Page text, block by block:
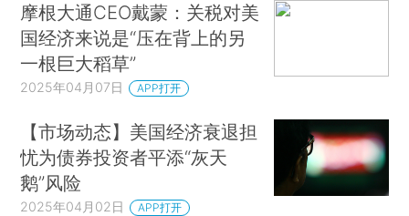
摩根大通CEO戴蒙：关税对美
国经济来说是“压在背上的另
一根巨大稻草”
2025年04月07日 APP打开
【市场动态】美国经济衰退担
忧为债券投资者平添“灰天
鹅”风险
2025年04月02日 APP打开